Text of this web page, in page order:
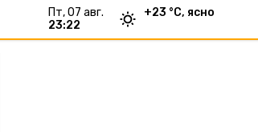
пт, 07 авг.
23:22
+23 °С, ясно